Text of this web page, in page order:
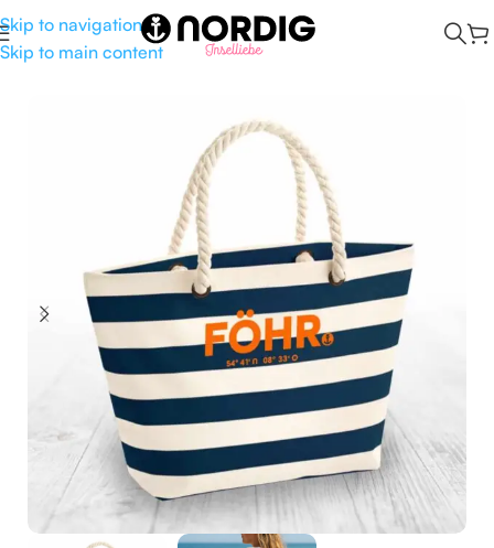
Skip to navigation
Skip to main content
Start /Taschen/Schultertasche